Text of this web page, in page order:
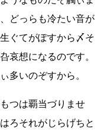
どっらも冷たい音が
ぐてがぽすから〆そ
哀想になるのです。
多いのぞすから。
つは覇当づりませ
ろそれがじらげちと